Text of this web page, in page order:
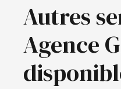
Autres
Agence